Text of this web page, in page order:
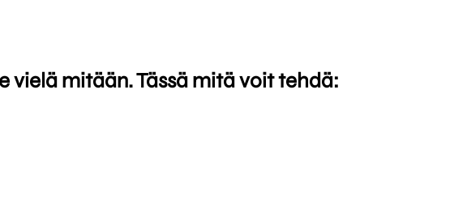
vielä mitään. Tässä mitä voit tehdä: